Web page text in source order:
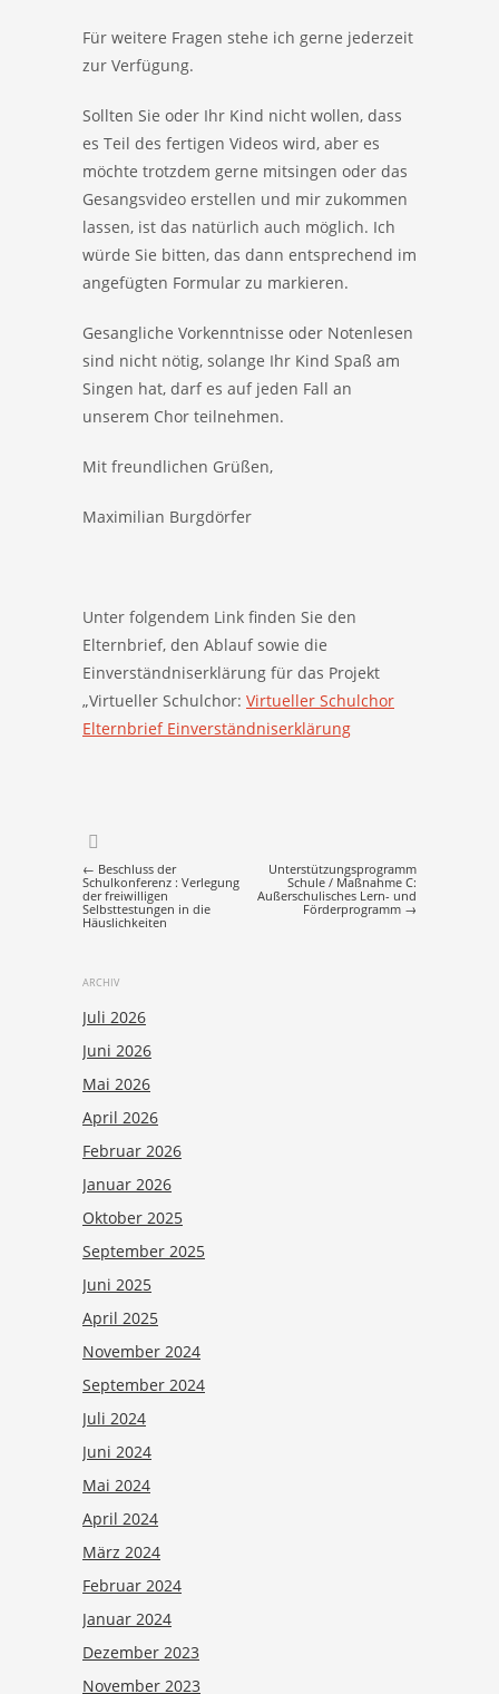
Für weitere Fragen stehe ich gerne jederzeit
zur Verfügung.
Sollten Sie oder Ihr Kind nicht wollen, dass
es Teil des fertigen Videos wird, aber es
möchte trotzdem gerne mitsingen oder das
Gesangsvideo erstellen und mir zukommen
lassen, ist das natürlich auch möglich. Ich
würde Sie bitten, das dann entsprechend im
angefügten Formular zu markieren.
Gesangliche Vorkenntnisse oder Notenlesen
sind nicht nötig, solange Ihr Kind Spaß am
Singen hat, darf es auf jeden Fall an
unserem Chor teilnehmen.
Mit freundlichen Grüßen,
Maximilian Burgdörfer
Unter folgendem Link finden Sie den
Elternbrief, den Ablauf sowie die
Einverständniserklärung für das Projekt
„Virtueller Schulchor: Virtueller Schulchor
Elternbrief Einverständniserklärung
Post navigation
← Beschluss der
Schulkonferenz : Verlegung
der freiwilligen
Selbsttestungen in die
Häuslichkeiten
Unterstützungsprogramm
Schule / Maßnahme C:
Außerschulisches Lern- und
Förderprogramm →
ARCHIV
Juli 2026
Juni 2026
Mai 2026
April 2026
Februar 2026
Januar 2026
Oktober 2025
September 2025
Juni 2025
April 2025
November 2024
September 2024
Juli 2024
Juni 2024
Mai 2024
April 2024
März 2024
Februar 2024
Januar 2024
Dezember 2023
November 2023